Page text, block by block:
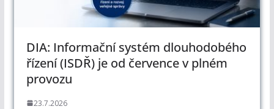
DIA: Informační systém dlouhodobého
řízení (ISDŘ) je od července v plném
provozu
23.7.2026